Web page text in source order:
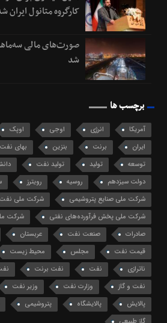
کارگروه متانول ایران
صورت‌های مالی
شد
برچسب ها
آمریکا انرژی اوجی اوپک
ایران
برنت بنزین بهای نفت
توسعه
تولید تولید نفت
دولت سیزدهم
روسیه رویترز
شرکت ملی صنایع پتروشیمی
شرکت ملی نفت
شرکت ملی پخش فرآورده‌های نفتی
شرکت
صادرات
صنعت نفت عربستان
قیمت نفت
مجلس محیط زیست
ناترازی
نفت نفت برنت
نفت و گاز
وزارت نفت وزیر نفت
پالایش
پالایشگاه پتروشیمی